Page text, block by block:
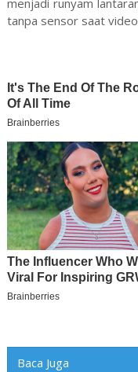
menjadi runyam
tanpa sensor saat
Baca Juga